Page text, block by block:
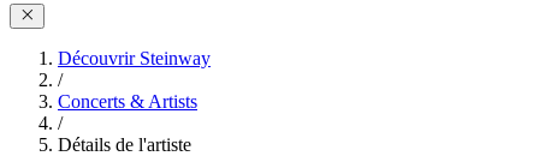
Découvrir Steinway
/
Concerts & Artists
/
Détails de l'artiste